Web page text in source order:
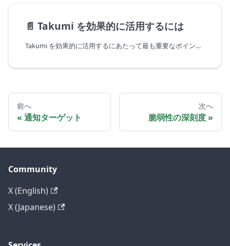
📄️ Takumi を効果的に活用するには
Takumi を効果的に活用するにあたって最も重要なポイントは探索させる領域を狭くすることです。しかし、セキュリティの専門家であっても最初からスコープを限定した依頼をするのは困難です。そこで、本ドキュメントではより効果的な Takumi の活用方法のポイントを紹介していきます。
前へ
通知ターゲット
次へ
脆弱性の深刻度
Community
X (English)
X (Japanese)